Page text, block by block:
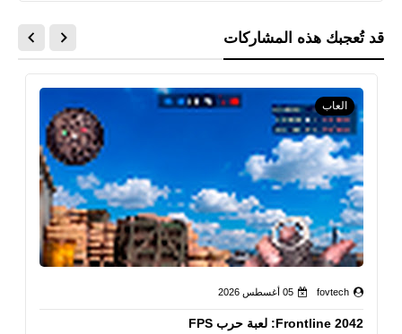
قد تُعجبك هذه المشاركات
العاب
fovtech 05 أغسطس 2026
Frontline 2042: لعبة حرب FPS